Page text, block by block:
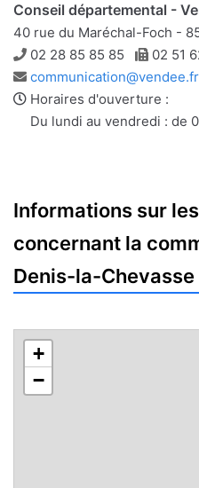
Conseil départemental -
40 rue du Maréchal-Foch -
Téléphone
02 28 85 85 85
02 51
Adresse
e-
mail
communication@vendee.fr
Horaires d'ouverture :
Du lundi au vendredi : de
Informations sur
concernant la
Denis-la-Chevasse
+
−